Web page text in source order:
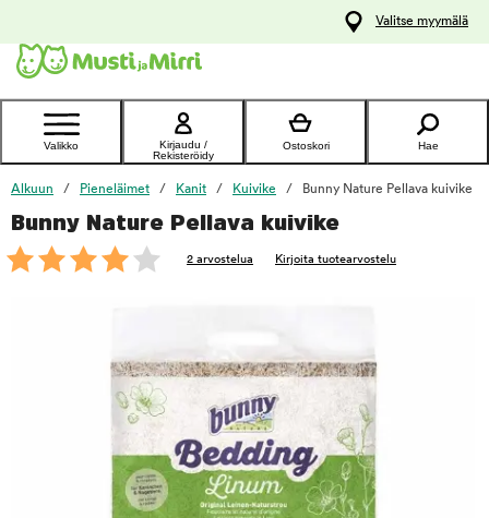
Ota yhteyttä
asiakaspalveluun
Valitse myymälä
Valikko
Kirjaudu /
Rekisteröidy
Ostoskori Hae
Alkuun Pieneläimet Kanit Kuivike Bunny Nature Pellava kuivike
Bunny Nature Pellava kuivike
2 arvostelua Kirjoita tuotearvostelu
foo